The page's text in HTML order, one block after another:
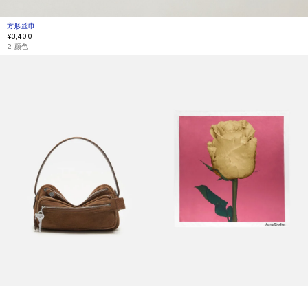
方形丝巾
当前颜色： 白色
價格：¥3,400。
¥3,400
2 颜色